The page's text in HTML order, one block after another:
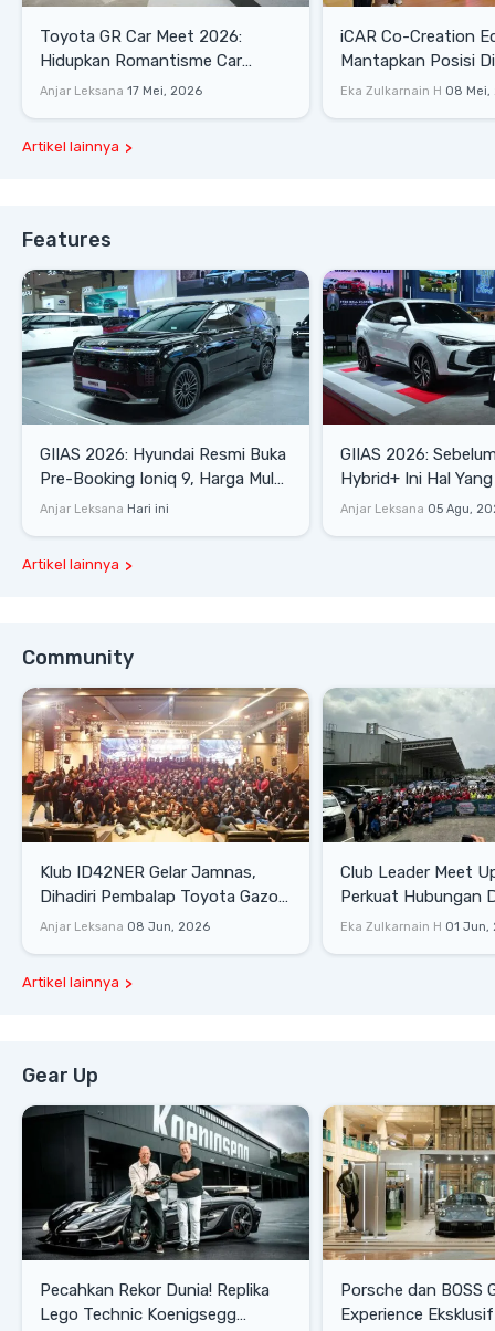
Toyota GR Car Meet 2026:
Hidupkan Romantisme Car
Culture Era 90-an
Anjar Leksana 17 Mei, 2026
iCAR Co-Creation
Mantapkan Posisi
Gaya Hidup
Eka Zulkarnain H 08 Mei,
Artikel lainnya
Features
GIIAS 2026: Hyundai Resmi Buka
Pre-Booking Ioniq 9, Harga Mulai
Rp1,49 Miliar
Anjar Leksana Hari ini
GIIAS 2026:
Hybrid+ Ini Hal
Diketahui
Anjar Leksana 05 Agu,
Artikel lainnya
Community
Klub ID42NER Gelar Jamnas,
Dihadiri Pembalap Toyota Gazoo
Racing
Anjar Leksana 08 Jun, 2026
Club Leader Meet
Perkuat Hubungan
Dengan Komunitas
Eka Zulkarnain H 01 Jun,
Artikel lainnya
Gear Up
Pecahkan Rekor Dunia! Replika
Lego Technic Koenigsegg
Porsche dan BOSS
Experience